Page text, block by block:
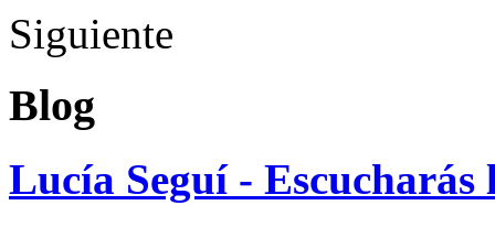
Siguiente
Blog
Lucía Seguí - Escucharás